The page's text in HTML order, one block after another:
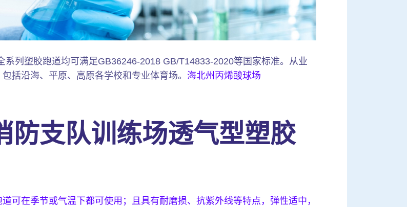
列塑胶跑道均可满足GB36246-2018 GB/T14833-2020等国家标准。从业
括沿海、平原、高原各学校和专业体育场。 海北州丙烯酸球场
防支队训练场透气型塑胶
可在季节或气温下都可使用；且具有耐磨损、抗紫外线等特点，弹性适中，